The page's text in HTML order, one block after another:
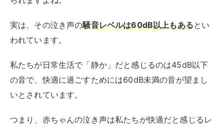
実は、その泣き声の騒音レベルは60dB以上もあるとい
われています。
私たちが日常生活で「静か」だと感じるのは45dB以下
の音で、快適に過ごすためには60dB未満の音が望まし
いとされています。
つまり、赤ちゃんの泣き声は私たちが快適だと感じるレ